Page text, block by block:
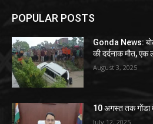
POPULAR POSTS
Gonda News:
की दर्दनाक मौत, एक
August 3, 2025
10 अगस्त तक
July 12, 2025